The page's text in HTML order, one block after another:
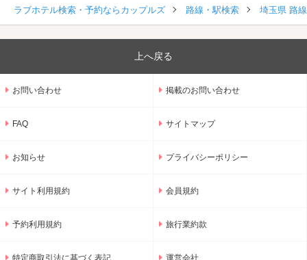
ラブホテル検索・予約ならカップルズ 路線・駅検索 埼玉県 路
上へ戻る
お問い合わせ 掲載のお問い合わせ
FAQ サイトマップ
お知らせ プライバシーポリシー
サイト利用規約 会員規約
予約利用規約 旅行業約款
特定商取引法に基づく表記 運営会社